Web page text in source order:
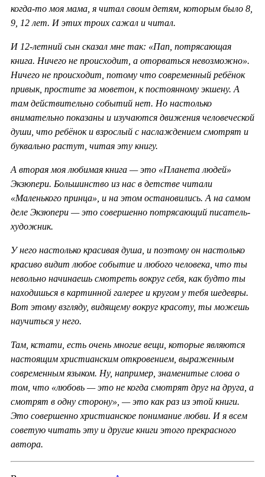
когда-то моя мама, я читал своим детям, которым было 8,
9, 12 лет. И этих троих сажал и читал.
И 12-летний сын сказал мне так: «Пап, потрясающая
книга. Ничего не происходит, а оторваться невозможно».
Ничего не происходит, потому что современный ребёнок
привык, простите за моветон, к постоянному экшену. А
там действительно событий нет. Но настолько
внимательно показаны и изучаются движения человеческой
души, что ребёнок и взрослый с наслаждением смотрят и
буквально растут, читая эту книгу.
А вторая моя любимая книга — это «Планета людей»
Экзюпери. Большинство из нас в детстве читали
«Маленького принца», и на этом остановились. А на самом
деле Экзюпери — это совершенно потрясающий писатель-
художник.
У него настолько красивая душа, и поэтому он настолько
красиво видит любое событие и любого человека, что ты
невольно начинаешь смотреть вокруг себя, как будто ты
находишься в картинной галерее и кругом у тебя шедевры.
Вот этому взгляду, видящему вокруг красоту, ты можешь
научиться у него.
Там, кстати, есть очень многие вещи, которые являются
настоящим христианским откровением, выраженным
современным языком. Ну, например, знаменитые слова о
том, что «любовь — это не когда смотрят друг на друга, а
смотрят в одну сторону», — это как раз из этой книги.
Это совершенно христианское понимание любви. И я всем
советую читать эту и другие книги этого прекрасного
автора.